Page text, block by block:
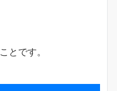
とです。